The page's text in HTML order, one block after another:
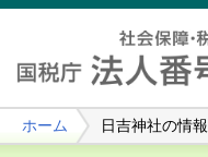
ホーム 日吉神社の情報